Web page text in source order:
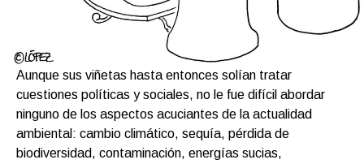
Aunque sus viñetas hasta entonces solían tratar
cuestiones políticas y sociales, no le fue difícil abordar
ninguno de los aspectos acuciantes de la actualidad
ambiental: cambio climático, sequía, pérdida de
biodiversidad, contaminación, energías sucias,